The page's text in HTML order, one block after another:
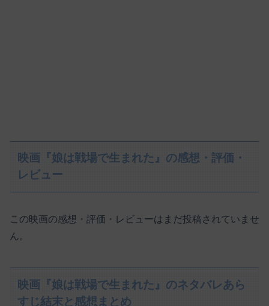
映画『娘は戦場で生まれた』の感想・評価・
レビュー
この映画の感想・評価・レビューはまだ投稿されていませ
ん。
映画『娘は戦場で生まれた』のネタバレあら
すじ結末と感想まとめ